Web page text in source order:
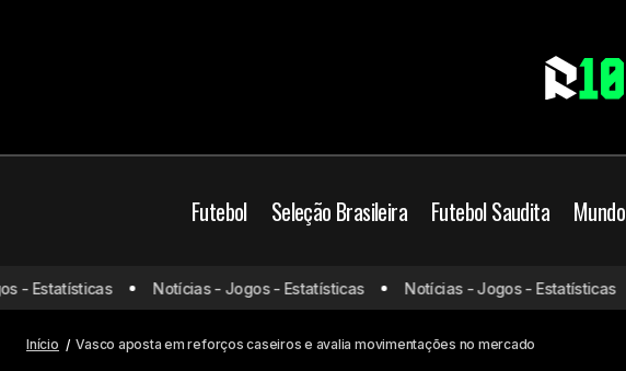
Futebol Seleção Brasileira Futebol Saudita Mundo
São Paulo e Santos avançam em
negociação por Giuliano Galoppo
Brasil
Campeonato Brasileiro
Futebol Brasileiro
Vasco
Estatísticas Notícias - Jogos - Estatísticas Notícias - Jogos - Estatísticas
Início Vasco aposta em reforços caseiros e avalia movimentações no mercado